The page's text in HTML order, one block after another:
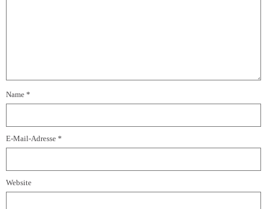
Name *
E-Mail-Adresse *
Website